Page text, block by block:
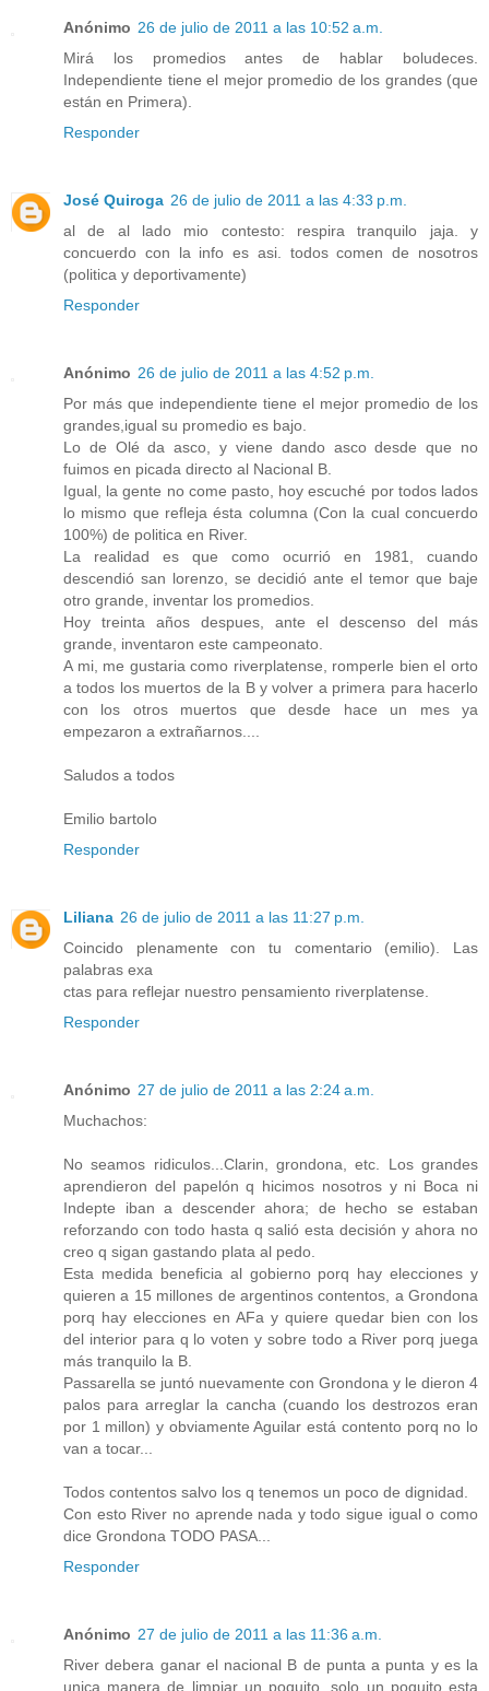
Anónimo 26 de julio de 2011 a las 10:52 a.m.
Mirá los promedios antes de hablar boludeces.
Independiente tiene el mejor promedio de los grandes (que
están en Primera).
Responder
José Quiroga 26 de julio de 2011 a las 4:33 p.m.
al de al lado mio contesto: respira tranquilo jaja. y
concuerdo con la info es asi. todos comen de nosotros
(politica y deportivamente)
Responder
Anónimo 26 de julio de 2011 a las 4:52 p.m.
Por más que independiente tiene el mejor promedio de los
grandes,igual su promedio es bajo.
Lo de Olé da asco, y viene dando asco desde que no
fuimos en picada directo al Nacional B.
Igual, la gente no come pasto, hoy escuché por todos lados
lo mismo que refleja ésta columna (Con la cual concuerdo
100%) de politica en River.
La realidad es que como ocurrió en 1981, cuando
descendió san lorenzo, se decidió ante el temor que baje
otro grande, inventar los promedios.
Hoy treinta años despues, ante el descenso del más
grande, inventaron este campeonato.
A mi, me gustaria como riverplatense, romperle bien el orto
a todos los muertos de la B y volver a primera para hacerlo
con los otros muertos que desde hace un mes ya
empezaron a extrañarnos....
Saludos a todos
Emilio bartolo
Responder
Liliana 26 de julio de 2011 a las 11:27 p.m.
Coincido plenamente con tu comentario (emilio). Las
palabras exa
ctas para reflejar nuestro pensamiento riverplatense.
Responder
Anónimo 27 de julio de 2011 a las 2:24 a.m.
Muchachos:
No seamos ridiculos...Clarin, grondona, etc. Los grandes
aprendieron del papelón q hicimos nosotros y ni Boca ni
Indepte iban a descender ahora; de hecho se estaban
reforzando con todo hasta q salió esta decisión y ahora no
creo q sigan gastando plata al pedo.
Esta medida beneficia al gobierno porq hay elecciones y
quieren a 15 millones de argentinos contentos, a Grondona
porq hay elecciones en AFa y quiere quedar bien con los
del interior para q lo voten y sobre todo a River porq juega
más tranquilo la B.
Passarella se juntó nuevamente con Grondona y le dieron 4
palos para arreglar la cancha (cuando los destrozos eran
por 1 millon) y obviamente Aguilar está contento porq no lo
van a tocar...
Todos contentos salvo los q tenemos un poco de dignidad.
Con esto River no aprende nada y todo sigue igual o como
dice Grondona TODO PASA...
Responder
Anónimo 27 de julio de 2011 a las 11:36 a.m.
River debera ganar el nacional B de punta a punta y es la
unica manera de limpiar un poquito, solo un poquito esta